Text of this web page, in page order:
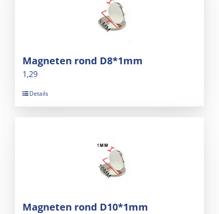
Magneten rond D8*1mm
1,29
Details
Magneten rond D10*1mm